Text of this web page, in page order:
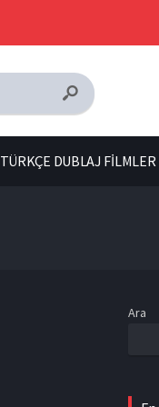
TÜRKÇE DUBLAJ FİLMLER
Ara